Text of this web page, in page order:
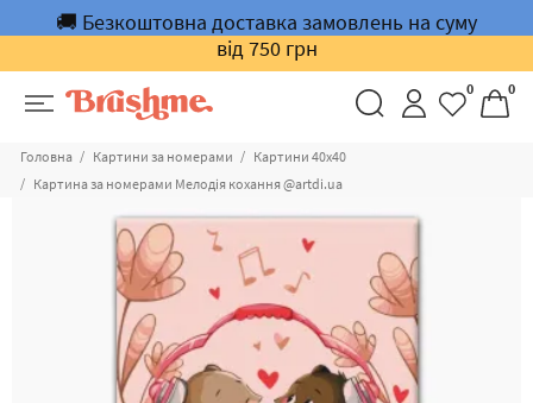
🚚 Безкоштовна доставка замовлень на суму
від 750 грн
0 0
Головна Картини за номерами
Картини 40x40
Картина за номерами Мелодія кохання @artdi.ua